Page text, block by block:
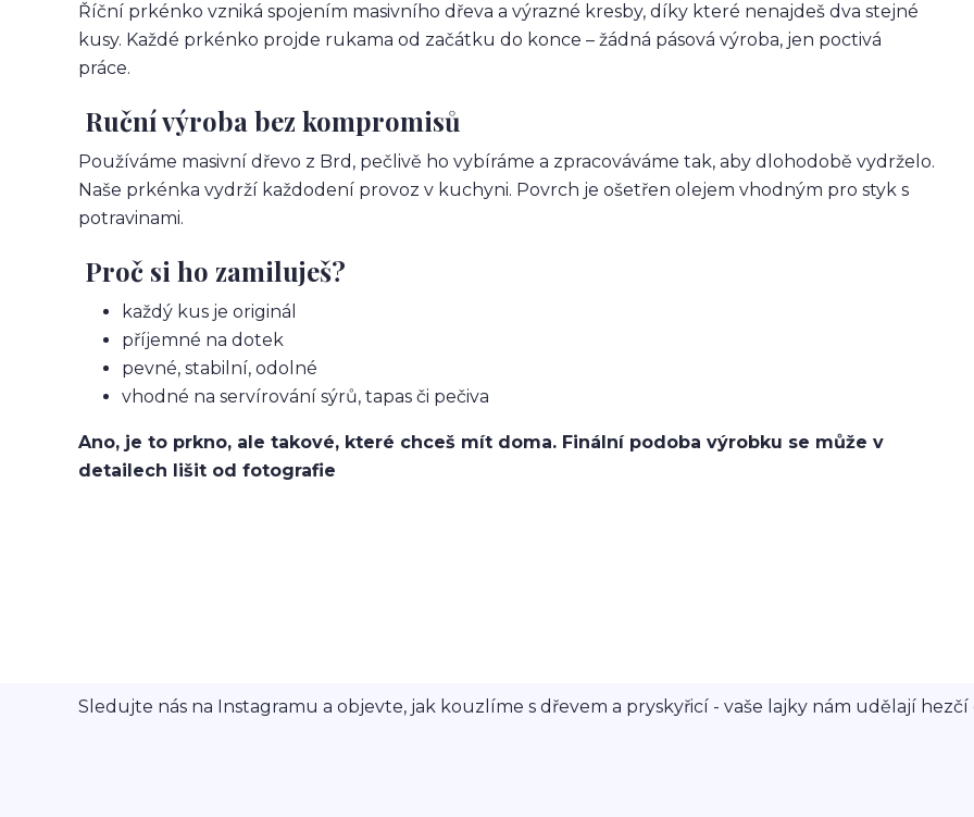
Říční prkénko vzniká spojením masivního dřeva a výrazné kresby, díky které nenajdeš dva stejné
kusy. Každé prkénko projde rukama od začátku do konce – žádná pásová výroba, jen poctivá
práce.
Ruční výroba bez kompromisů
Používáme masivní dřevo z Brd, pečlivě ho vybíráme a zpracováváme tak, aby dlohodobě vydrželo.
Naše prkénka vydrží každodení provoz v kuchyni. Povrch je ošetřen olejem vhodným pro styk s
potravinami.
Proč si ho zamiluješ?
každý kus je originál
příjemné na dotek
pevné, stabilní, odolné
vhodné na servírování sýrů, tapas či pečiva
Ano, je to prkno, ale takové, které chceš mít doma. Finální podoba výrobku se může v
detailech lišit od fotografie
Sledujte nás na Instagramu a objevte, jak kouzlíme s dřevem a pryskyřicí - vaše lajky nám udělají hezčí